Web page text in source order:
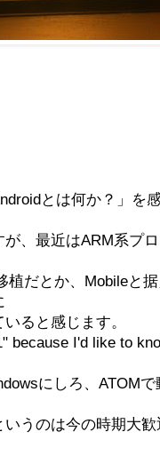
とは何か？」を
が、最近はARM系プ
植だとか、Mobileと
ると感じます。
because I'd like to
にしろ、ATOM
いうのは今の時期大